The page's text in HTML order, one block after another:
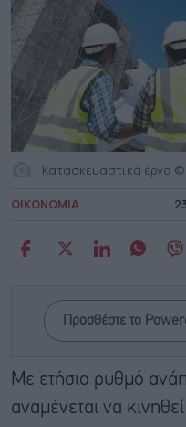
Κατασκευαστικά έργα ©
ΟΙΚΟΝΟΜΙΑ
Προσθέστε το
Με ετήσιο ρυθμό
αναμένεται να